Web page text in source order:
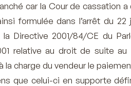
car la Cour de cassation
formulée dans l’arrêt du 22
Directive 2001/84/CE du
relative au droit de suite au
la charge du vendeur le
que celui-ci en supporte